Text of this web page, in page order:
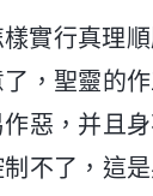
實行真理
，聖靈的
惡，并且
不了，這